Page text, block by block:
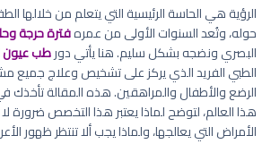
الرؤية هي الحاسة الرئيسية التي يتعلم من خلالها
حوله، وتُعد السنوات الأولى من عمرهفترة حرجة
البصري ونضجه بشكل سليم. هنا يأتي دورطب عيون
الطبي الفريد الذي يركز على تشخيص وعلاج جميع
الرضع والأطفال والمراهقين. هذه المقالة تأخذك
هذا العالم، لتوضح لماذا يعتبر هذا التخصص ضرورة
الأمراض التي يعالجها، ولماذا يجب ألا تنتظر ظهور